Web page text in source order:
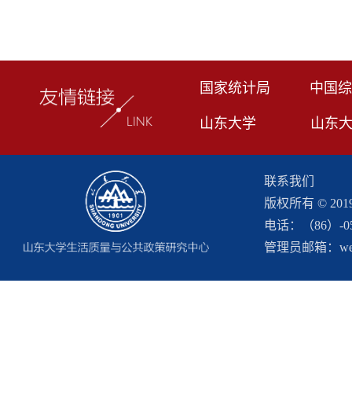
国家统计局 中国
山东大学 山东
联系我们
版权所有 ©
电话：（86）-
管理员邮箱：